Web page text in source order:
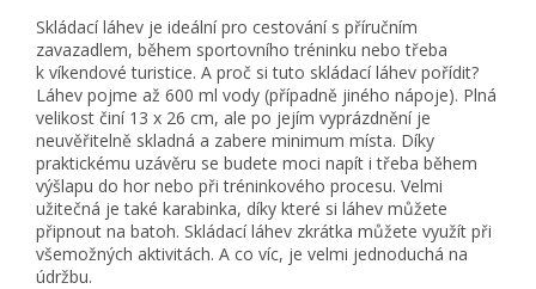
Skládací láhev je ideální pro cestování s příručním
zavazadlem, během sportovního tréninku nebo třeba
k víkendové turistice. A proč si tuto skládací láhev pořídit?
Láhev pojme až 600 ml vody (případně jiného nápoje). Plná
velikost činí 13 x 26 cm, ale po jejím vyprázdnění je
neuvěřitelně skladná a zabere minimum místa. Díky
praktickému uzávěru se budete moci napít i třeba během
výšlapu do hor nebo při tréninkového procesu. Velmi
užitečná je také karabinka, díky které si láhev můžete
připnout na batoh. Skládací láhev zkrátka můžete využít při
všemožných aktivitách. A co víc, je velmi jednoduchá na
údržbu.